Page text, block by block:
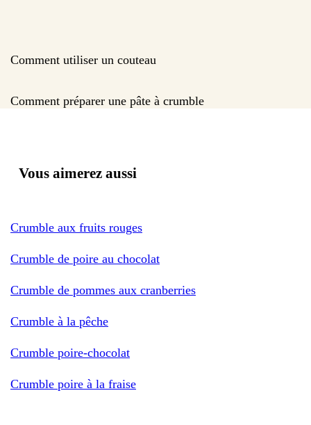
Comment utiliser un couteau
Comment préparer une pâte à crumble
Vous aimerez aussi
Crumble aux fruits rouges
Crumble de poire au chocolat
Crumble de pommes aux cranberries
Crumble à la pêche
Crumble poire-chocolat
Crumble poire à la fraise